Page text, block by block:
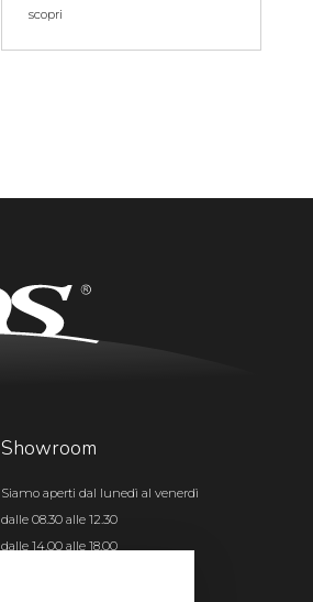
scopri
Showroom
Siamo aperti dal lunedì al venerdì
dalle 08.30 alle 12.30
dalle 14.00 alle 18.00